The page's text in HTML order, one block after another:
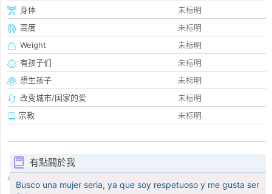
身体
未标明
高度
未标明
Weight
未标明
有孩子们
未标明
想生孩子
未标明
改变城市/国家的爱
未标明
宗教
未标明
有點關於我
Busco una mujer seria, ya que soy respetuoso y me gusta ser